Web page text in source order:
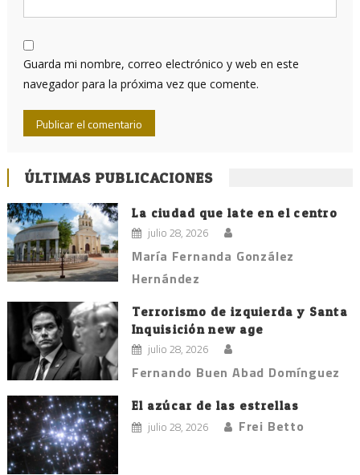
Guarda mi nombre, correo electrónico y web en este
navegador para la próxima vez que comente.
ÚLTIMAS PUBLICACIONES
La ciudad que late en el centro
julio 28, 2026
María Fernanda González
Hernández
Terrorismo de izquierda y Santa
Inquisición new age
julio 28, 2026
Fernando Buen Abad Domínguez
El azúcar de las estrellas
julio 28, 2026 Frei Betto